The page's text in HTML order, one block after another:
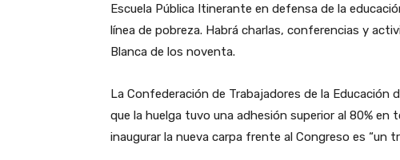
Escuela Pública Itinerante en defensa de la
línea de pobreza. Habrá charlas, conferencias y
Blanca de los noventa.
La Confederación de Trabajadores de la Educación
que la huelga tuvo una adhesión superior al 80%
inaugurar la nueva carpa frente al Congreso es “un